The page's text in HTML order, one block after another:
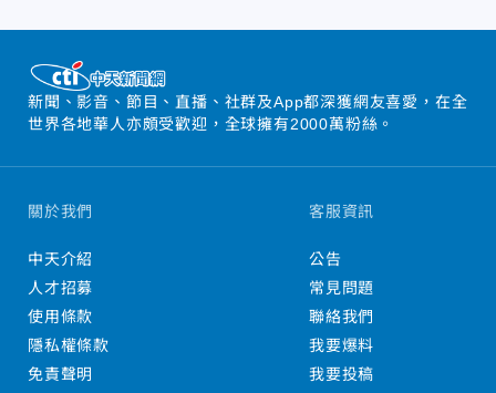
新聞、影音、節目、直播、社群及App都深獲網友喜愛，在全
世界各地華人亦頗受歡迎，全球擁有2000萬粉絲。
關於我們
中天介紹
人才招募
使用條款
隱私權條款
免責聲明
客服資訊
公告
常見問題
聯絡我們
我要爆料
我要投稿